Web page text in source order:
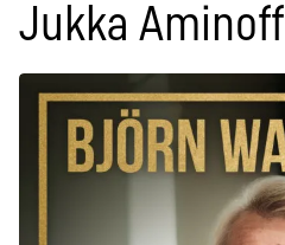
Jukka Aminoff